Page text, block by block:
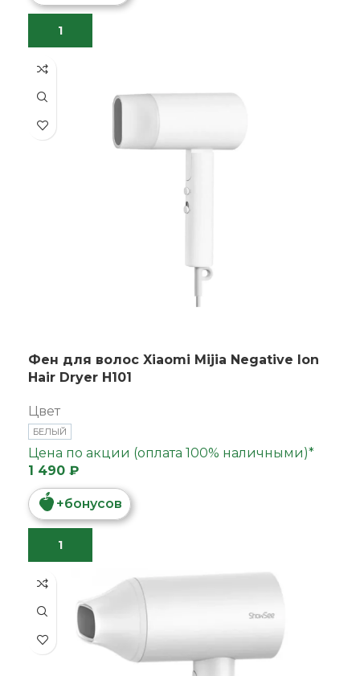
Фен для волос Xiaomi Mijia Negative lon
Hair Dryer H101
Цвет
БЕЛЫЙ
Цена по акции (оплата 100% наличными)*
1 490 ₽
+бонусов